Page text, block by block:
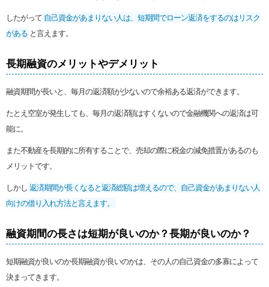
したがって 自己資金があまりない人は、短期間でローン返済をするのはリスク
がある と言えます。
長期融資のメリットやデメリット
融資期間が長いと、毎月の返済額が少ないので余裕ある返済ができます。
たとえ空室が発生しても、毎月の返済額はすくないので金融機関への返済は可
能に。
また不動産を長期的に所有することで、売却の際に税金の減免措置があるのも
メリットです。
しかし 返済期間が長くなると返済総額は増えるので、自己資金があまりない人
向けの借り入れ方法と言えます。
融資期間の長さは短期が良いのか？長期が良いのか？
短期融資が良いのか長期融資が良いのかは、その人の自己資金の多寡によって
決まってきます。